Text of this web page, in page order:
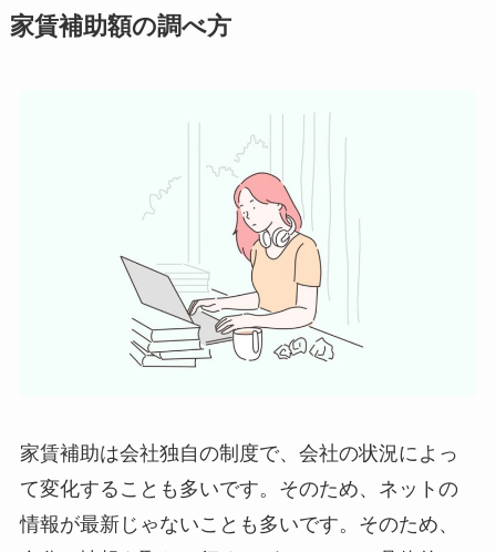
家賃補助額の調べ方
家賃補助は会社独自の制度で、会社の状況によっ
て変化することも多いです。そのため、ネットの
情報が最新じゃないことも多いです。そのため、